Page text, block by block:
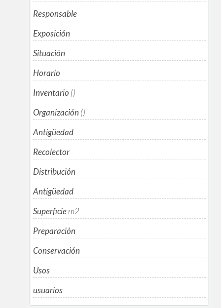
Responsable
Exposición
Situación
Horario
Inventario ()
Organización ()
Antigüedad
Recolector
Distribución
Antigüedad
Superficiem2
Preparación
Conservación
Usos
usuarios